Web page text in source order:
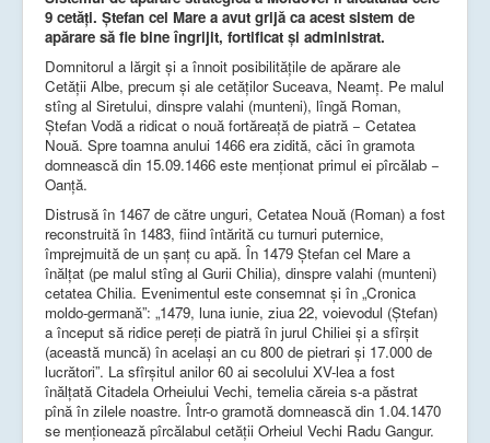
9 cetăţi. Ştefan cel Mare a avut grijă ca acest sistem de
apărare să fie bine îngrijit, fortificat şi administrat.
Domnitorul a lărgit şi a înnoit posibilităţile de apărare ale
Cetăţii Albe, precum şi ale cetăţilor Suceava, Neamţ. Pe malul
stîng al Siretului, dinspre valahi (munteni), lîngă Roman,
Ştefan Vodă a ridicat o nouă fortăreaţă de piatră − Cetatea
Nouă. Spre toamna anului 1466 era zidită, căci în gramota
domnească din 15.09.1466 este menţionat primul ei pîrcălab −
Oanţă.
Distrusă în 1467 de către unguri, Cetatea Nouă (Roman) a fost
reconstruită în 1483, fiind întărită cu turnuri puternice,
împrejmuită de un şanţ cu apă. În 1479 Ştefan cel Mare a
înălţat (pe malul stîng al Gurii Chilia), dinspre valahi (munteni)
cetatea Chilia. Evenimentul este consemnat şi în „Cronica
moldo-germană”: „1479, luna iunie, ziua 22, voievodul (Ştefan)
a început să ridice pereţi de piatră în jurul Chiliei şi a sfîrşit
(această muncă) în acelaşi an cu 800 de pietrari şi 17.000 de
lucrători”. La sfîrşitul anilor 60 ai secolului XV-lea a fost
înălţată Citadela Orheiului Vechi, temelia căreia s-a păstrat
pînă în zilele noastre. Într-o gramotă domnească din 1.04.1470
se menţionează pîrcălabul cetăţii Orheiul Vechi Radu Gangur.